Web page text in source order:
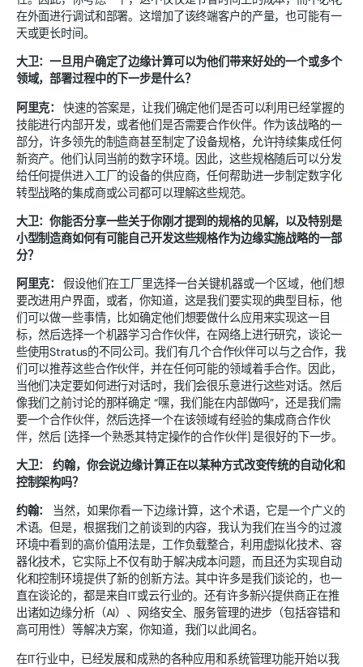
在外面进行调试和部署。这增加了该终端客户的产量，也可能有一
天或更长时间。
大卫：一旦用户确定了边缘计算可以为他们带来好处的一个或多个
领域，部署过程中的下一步是什么？
阿里克： 快速的答案是，让我们确定他们是否可以利用已经掌握的
技能进行内部开发，或者他们是否需要合作伙伴。作为该战略的一
部分，许多领先的制造商甚至制定了设备规格，允许持续集成任何
新资产。他们认同当前的数字环境。因此，这些规格随后可以分发
给任何提供进入工厂的设备的供应商，任何帮助进一步制定数字化
转型战略的集成商或公司都可以理解这些规范。
大卫：你能否分享一些关于你刚才提到的规格的见解，以及特别是
小型制造商如何有可能自己开发这些规格作为边缘实施战略的一部
分？
阿里克： 假设他们在工厂里选择一台关键机器或一个区域，他们想
要改进用户界面，或者，你知道，这是我们要实现的典型目标，他
们可以做一些事情，比如确定他们想要做什么应用来实现这一目
标，然后选择一个机器学习合作伙伴，在网络上进行研究，谈论一
些使用Stratus的不同公司。我们有几个合作伙伴可以与之合作，我
们可以推荐这些合作伙伴，并在任何可能的领域着手合作。因此，
当他们决定要如何进行对话时，我们会很乐意进行这些对话。然后
像我们之前讨论的那样确定 “嘿，我们能在内部做吗”，还是我们需
要一个合作伙伴，然后选择一个在该领域有经验的集成商合作伙
伴，然后 [选择一个熟悉其特定操作的合作伙伴] 是很好的下一步。
大卫：
约翰，你会说边缘计算正在以某种方式改变传统的自动化和
控制架构吗？
约翰：
当然，如果你看一下边缘计算，这个术语，它是一个广义的
术语。但是，根据我们之前谈到的内容，我认为我们在当今的过渡
环境中看到的高价值用法是，工作负载整合，利用虚拟化技术、容
器化技术，它实际上不仅有助于解决成本问题，而且还为实现自动
化和控制环境提供了新的创新方法。其中许多是我们谈论的，也一
直在谈论的，都是来自IT或云行业的。还有许多新兴提供商正在推
出诸如边缘分析（AI）、网络安全、服务管理的进步（包括容错和
高可用性）等解决方案，你知道，我们以此闻名。
在IT行业中，已经发展和成熟的各种应用和系统管理功能开始以我